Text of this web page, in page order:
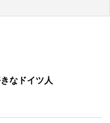
なドイツ人